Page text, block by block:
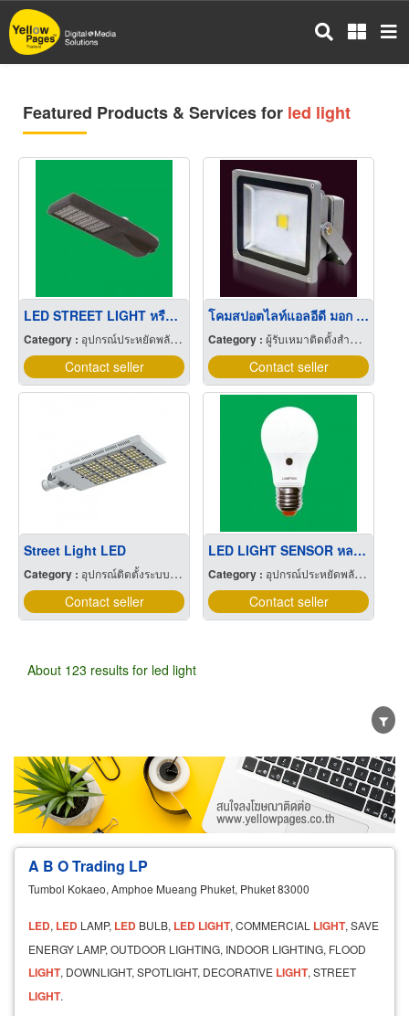
Skip
to
main
Featured Products & Services for led light
LED STREET LIGHT หรือโคมไฟส่องถนน
Category : อุปกรณ์ประหยัดพลังงานไฟฟ้า
Contact seller
โคมสปอตไลท์แอลอีดี มอก LED Spot Light
Category :ผู้รับเหมาติดตั้งสำหรับบ้านและโรงงานไฟฟ้า
Contact seller
Street Light LED
Category : อุปกรณ์ติดตั้งระบบไฟฟ้า
Contact seller
LED LIGHT SENSOR หลอดไฟLED SENSOR
Category : อุปกรณ์ประหยัดพลังงานไฟฟ้า
Contact seller
About 123 results for led light
Wholesale Retail Manufacturer
Dealer
Exporter/Importer
Service Business
A B O Trading LP
Tumbol Kokaeo, Amphoe Mueang Phuket, Phuket 83000
LED, LED LAMP, LED BULB, LED LIGHT, COMMERCIAL LIGHT, SAVE
ENERGY LAMP, OUTDOOR LIGHTING, INDOOR LIGHTING, FLOOD
LIGHT, DOWNLIGHT, SPOTLIGHT, DECORATIVE LIGHT, STREET
LIGHT.